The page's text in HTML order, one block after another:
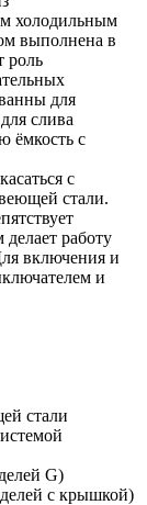
холодильным
выполнена в
роль
для
слива
ёмкость с
с
стали.
работу
включения и
и
стали
G)
с крышкой)